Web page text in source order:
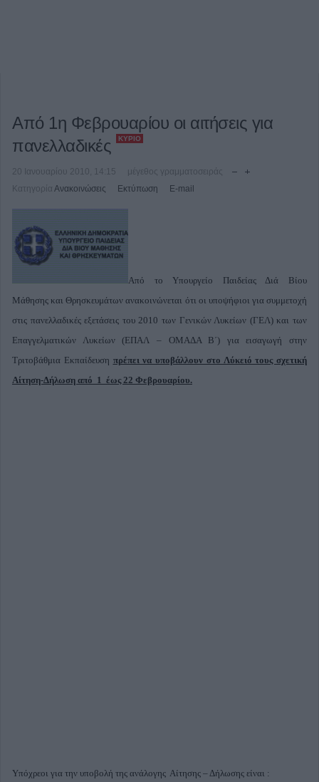
Από 1η Φεβρουαρίου οι αιτήσεις για
πανελλαδικές
ΚΎΡΙΟ
20 Ιανουαρίου 2010, 14:15
μέγεθος γραμματοσειράς
Κατηγορία Ανακοινώσεις Εκτύπωση E-mail
Από το Υπουργείο Παιδείας Διά Βίου
Μάθησης και Θρησκευμάτων ανακοινώνεται ότι οι υποψήφιοι για συμμετοχή
στις πανελλαδικές εξετάσεις του 2010 των Γενικών Λυκείων (ΓΕΛ) και των
Επαγγελματικών Λυκείων (ΕΠΑΛ – ΟΜΑΔΑ Β΄) για εισαγωγή στην
Τριτοβάθμια Εκπαίδευση πρέπει να υποβάλλουν στο Λύκειό τους σχετική
Αίτηση-Δήλωση από 1 έως 22 Φεβρουαρίου.
Υπόχρεοι για την υποβολή της ανάλογης Αίτησης – Δήλωσης είναι :